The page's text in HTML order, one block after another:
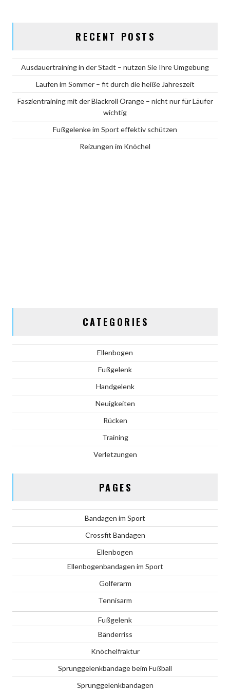
RECENT POSTS
Ausdauertraining in der Stadt – nutzen Sie Ihre Umgebung
Laufen im Sommer – fit durch die heiße Jahreszeit
Faszientraining mit der Blackroll Orange – nicht nur für Läufer
wichtig
Fußgelenke im Sport effektiv schützen
Reizungen im Knöchel
CATEGORIES
Ellenbogen
Fußgelenk
Handgelenk
Neuigkeiten
Rücken
Training
Verletzungen
PAGES
Bandagen im Sport
Crossfit Bandagen
Ellenbogen
Ellenbogenbandagen im Sport
Golferarm
Tennisarm
Fußgelenk
Bänderriss
Knöchelfraktur
Sprunggelenkbandage beim Fußball
Sprunggelenkbandagen